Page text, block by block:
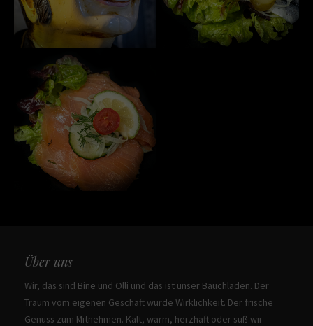
Über uns
Wir, das sind Bine und Olli und das ist unser Bauchladen. Der
Traum vom eigenen Geschäft wurde Wirklichkeit. Der frische
Genuss zum Mitnehmen. Kalt, warm, herzhaft oder süß wir